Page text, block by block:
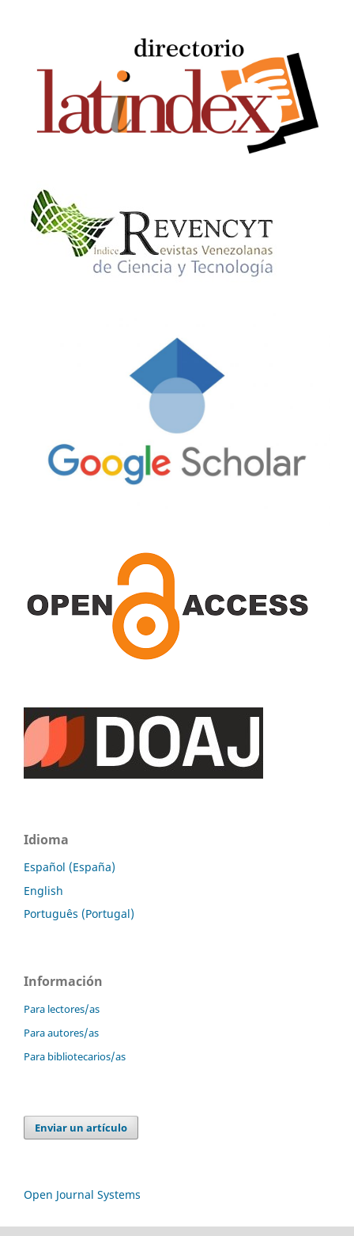
Idioma
Español (España)
English
Português (Portugal)
Información
Para lectores/as
Para autores/as
Para bibliotecarios/as
Enviar un artículo
Open Journal Systems